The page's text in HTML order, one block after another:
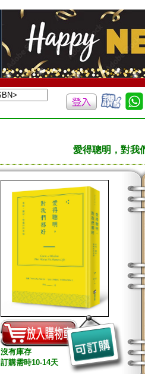
愛得聰明，對我
沒有庫存
訂購需時10-14天